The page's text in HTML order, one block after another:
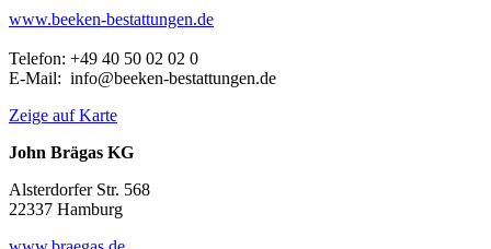
www.beeken-bestattungen.de
Telefon: +49 40 50 02 02 0
E-Mail: info@beeken-bestattungen.de
Zeige auf Karte
John Brägas KG
Alsterdorfer Str. 568
22337 Hamburg